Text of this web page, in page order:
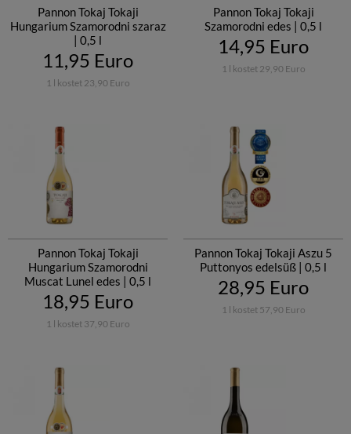
Pannon Tokaj Tokaji
Hungarium Szamorodni szaraz
| 0,5 l
11,95 Euro
1 l kostet 23,90 Euro
Pannon Tokaj Tokaji
Szamorodni edes | 0,5 l
14,95 Euro
1 l kostet 29,90 Euro
Pannon Tokaj Tokaji
Hungarium Szamorodni
Muscat Lunel edes | 0,5 l
18,95 Euro
1 l kostet 37,90 Euro
Pannon Tokaj Tokaji Aszu 5
Puttonyos edelsüß | 0,5 l
28,95 Euro
1 l kostet 57,90 Euro